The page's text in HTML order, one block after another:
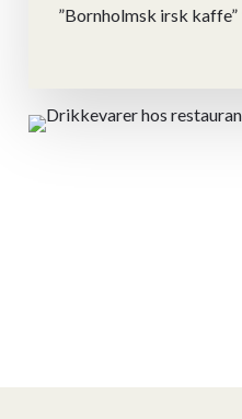
”Bornholmsk irsk kaffe”